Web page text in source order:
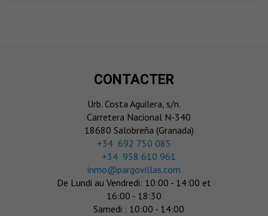
CONTACTER
Urb. Costa Aguilera, s/n.
Carretera Nacional N-340
18680 Salobreña (Granada)
‎+34 692 750 085
+34 958 610 961
inmo@pargovillas.com
De Lundi au Vendredi: 10:00 - 14:00 et
16:00 - 18:30
Samedi : 10:00 - 14:00